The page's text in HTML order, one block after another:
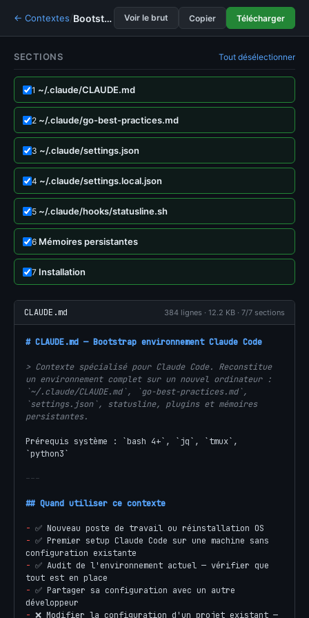
← Contextes/ Bootstrap environnement Claude Code —
Voir le brut Copier Télécharger
SECTIONS Tout désélectionner
1 ~/.claude/CLAUDE.md
2 ~/.claude/go-best-practices.md
3 ~/.claude/settings.json
4 ~/.claude/settings.local.json
5 ~/.claude/hooks/statusline.sh
6 Mémoires persistantes
7 Installation
CLAUDE.md 384 lignes · 12.2 KB · 7/7 sections
# CLAUDE.md — Bootstrap environnement Claude Code
> Contexte spécialisé pour Claude Code. Reconstitue
un environnement complet sur un nouvel ordinateur :
`~/.claude/CLAUDE.md`, `go-best-practices.md`,
`settings.json`, statusline, plugins et mémoires
persistantes.
Prérequis système : `bash 4+`, `jq`, `tmux`,
`python3`
---
## Quand utiliser ce contexte
-
- ✅ Premier setup Claude Code sur une machine sans
- ✅ Audit de l'environnement actuel — vérifier que
- ✅ Partager sa configuration avec un autre
- ❌ Modifier la configuration d'un projet existant —